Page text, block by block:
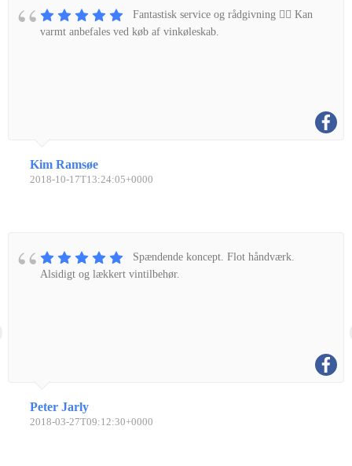
Fantastisk service og rådgivning 👌🏼 Kan
varmt anbefales ved køb af vinkøleskab.
Kim Ramsøe
2018-10-17T13:24:05+0000
Spændende koncept. Flot håndværk.
Alsidigt og lækkert vintilbehør.
Peter Jarly
2018-03-27T09:12:30+0000